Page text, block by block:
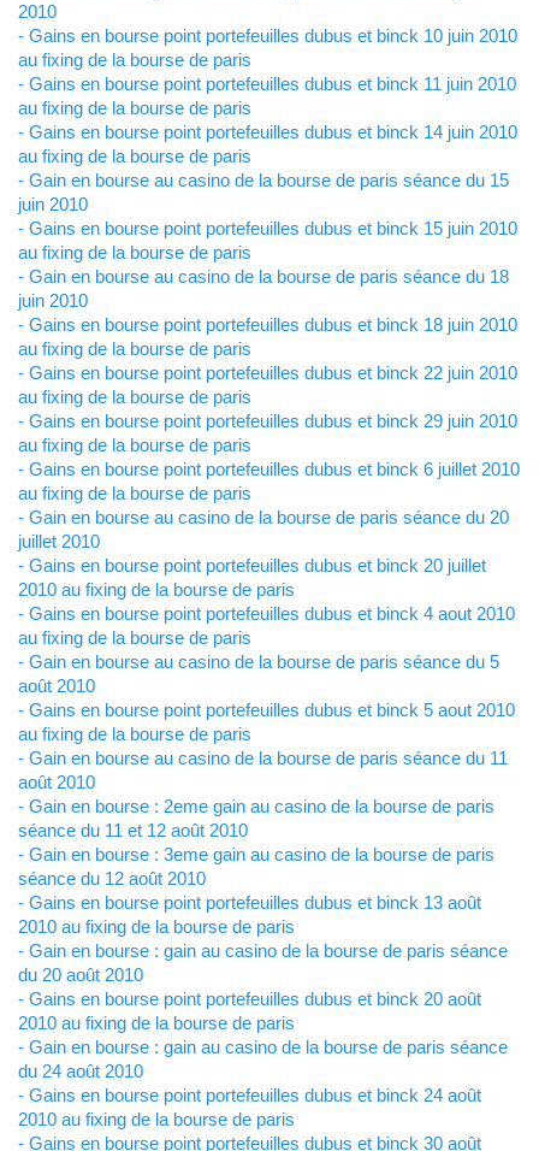
2010
- Gains en bourse point portefeuilles dubus et binck 10 juin 2010
au fixing de la bourse de paris
- Gains en bourse point portefeuilles dubus et binck 11 juin 2010
au fixing de la bourse de paris
- Gains en bourse point portefeuilles dubus et binck 14 juin 2010
au fixing de la bourse de paris
- Gain en bourse au casino de la bourse de paris séance du 15
juin 2010
- Gains en bourse point portefeuilles dubus et binck 15 juin 2010
au fixing de la bourse de paris
- Gain en bourse au casino de la bourse de paris séance du 18
juin 2010
- Gains en bourse point portefeuilles dubus et binck 18 juin 2010
au fixing de la bourse de paris
- Gains en bourse point portefeuilles dubus et binck 22 juin 2010
au fixing de la bourse de paris
- Gains en bourse point portefeuilles dubus et binck 29 juin 2010
au fixing de la bourse de paris
- Gains en bourse point portefeuilles dubus et binck 6 juillet 2010
au fixing de la bourse de paris
- Gain en bourse au casino de la bourse de paris séance du 20
juillet 2010
- Gains en bourse point portefeuilles dubus et binck 20 juillet
2010 au fixing de la bourse de paris
- Gains en bourse point portefeuilles dubus et binck 4 aout 2010
au fixing de la bourse de paris
- Gain en bourse au casino de la bourse de paris séance du 5
août 2010
- Gains en bourse point portefeuilles dubus et binck 5 aout 2010
au fixing de la bourse de paris
- Gain en bourse au casino de la bourse de paris séance du 11
août 2010
- Gain en bourse : 2eme gain au casino de la bourse de paris
séance du 11 et 12 août 2010
- Gain en bourse : 3eme gain au casino de la bourse de paris
séance du 12 août 2010
- Gains en bourse point portefeuilles dubus et binck 13 août
2010 au fixing de la bourse de paris
- Gain en bourse : gain au casino de la bourse de paris séance
du 20 août 2010
- Gains en bourse point portefeuilles dubus et binck 20 août
2010 au fixing de la bourse de paris
- Gain en bourse : gain au casino de la bourse de paris séance
du 24 août 2010
- Gains en bourse point portefeuilles dubus et binck 24 août
2010 au fixing de la bourse de paris
- Gains en bourse point portefeuilles dubus et binck 30 août